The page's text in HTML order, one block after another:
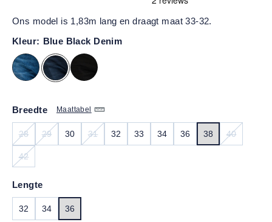
Ons model is 1,83m lang en draagt maat 33-32.
Kleur: Blue Black Denim
Maattabel
Breedte
28
(DEZE OPTIE IS MOMENTEEL NIET BESCHIKBAAR.)
29
(DEZE OPTIE IS MOMENTEEL NIET BESCHIKBAAR.)
30 31
(DEZE OPTIE IS MOMENTEEL NIET
32 33 34 36 38 40
42
Lengte
32 34 36